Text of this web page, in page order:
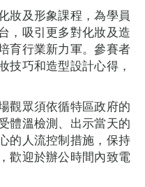
妝及形象課程，為學員
，吸引更多對化妝及造
育行業新力軍。參賽者
技巧和造型設計心得，
觀眾須依循特區政府的
體溫檢測、出示當天的
的人流控制措施，保持
歡迎於辦公時間內致電